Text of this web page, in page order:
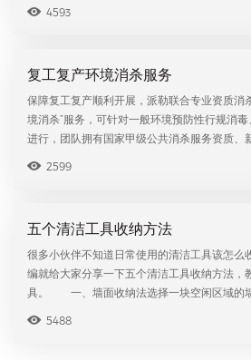
4593
复工复产环境消杀服务
保障复工复产顺利开展，派勒联合专业资质消
境消杀”服务，可针对一般环境预防性行规消
进行，团队拥有国家甲级公共消杀服务资质、
2599
五个清洁工具收纳方法
很多小伙伴不知道日常使用的清洁工具该怎么
编就给大家分享一下五个清洁工具收纳方法，
具。 一、墙面收纳法选择一块空闲区域的墙
5488